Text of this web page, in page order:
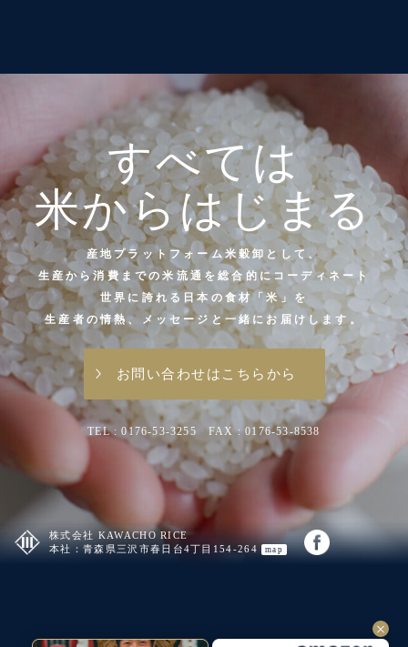
すべては
米からはじまる
産地プラットフォーム米穀卸として、
生産から消費までの米流通を総合的にコーディネート
世界に誇れる日本の食材「米」を
生産者の情熱、メッセージと一緒にお届けします。
お問い合わせはこちらから
TEL : 0176-53-3255 FAX : 0176-53-8538
株式会社 KAWACHO RICE
本社： 青森県三沢市春日台4丁目154-264 map